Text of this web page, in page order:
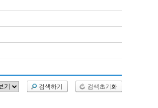
검색하기 검색초기화